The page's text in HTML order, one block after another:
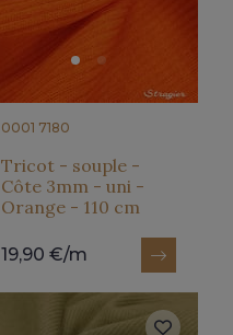
0001 7180
Tricot - souple -
Côte 3mm - uni -
Orange - 110 cm
19,90 €/m